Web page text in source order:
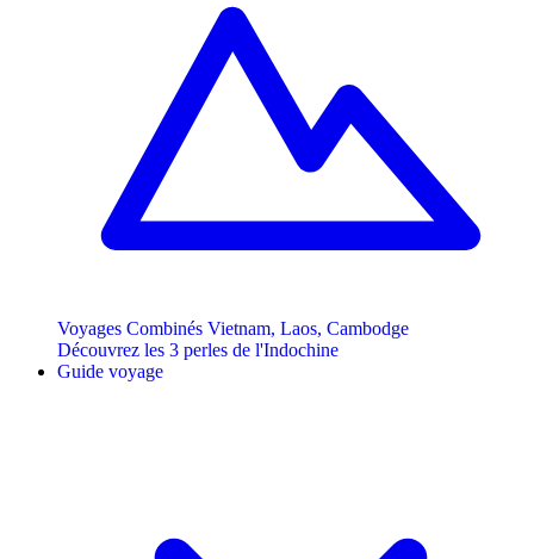
Voyages Combinés Vietnam, Laos, Cambodge
Découvrez les 3 perles de l'Indochine
Guide voyage